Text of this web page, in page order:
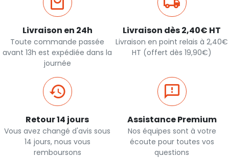
Livraison en 24h
Toute commande passée
avant 13h est expédiée dans la
journée
Livraison dès 2,40€ HT
Livraison en point relais à 2,40€
HT (offert dès 19,90€)
Retour 14 jours
Vous avez changé d'avis sous
14 jours, nous vous
remboursons
Assistance Premium
Nos équipes sont à votre
écoute pour toutes vos
questions